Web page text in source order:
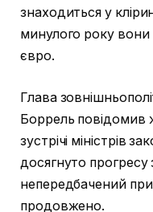
знаходиться у
минулого року
євро.
Глава
Боррель повідомив
зустрічі міністрів
досягнуто прогресу
непередбачений
продовжено.